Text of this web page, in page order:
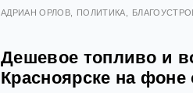
АДРИАН ОРЛОВ ПОЛИТИКА
Дешевое топливо и
Красноярске на